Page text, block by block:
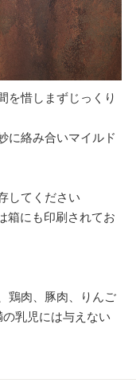
を惜しまずじっくり
に絡み合いマイルド
してください
箱にも印刷されてお
鶏肉、豚肉、りんご
乳児には与えない